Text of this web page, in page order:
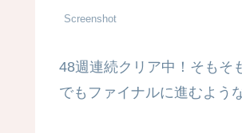
Screenshot
48週連続クリア中！そもそ
でもファイナルに進むよう